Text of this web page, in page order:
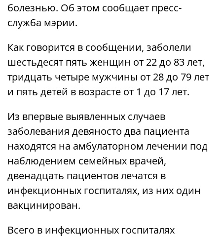
болезнью. Об этом сообщает пресс-
служба мэрии.
Как говорится в сообщении, заболели
шестьдесят пять женщин от 22 до 83 лет,
тридцать четыре мужчины от 28 до 79 лет
и пять детей в возрасте от 1 до 17 лет.
Из впервые выявленных случаев
заболевания девяносто два пациента
находятся на амбулаторном лечении под
наблюдением семейных врачей,
двенадцать пациентов лечатся в
инфекционных госпиталях, из них один
вакцинирован.
Всего в инфекционных госпиталях